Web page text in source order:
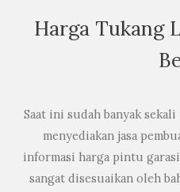
Harga Tukang
Saat ini sudah banyak sekali
menyediakan jasa
informasi harga pintu
sangat disesuaikan oleh